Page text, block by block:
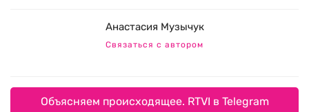
Анастасия Музычук
Связаться с автором
Объясняем происходящее. RTVI в Telegram